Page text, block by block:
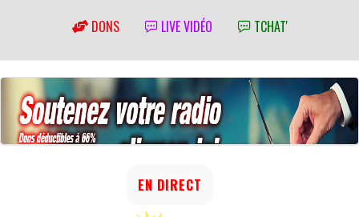
DONS LIVE VIDÉO TCHAT'
EN DIRECT